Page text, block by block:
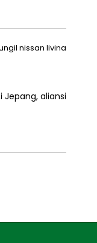
Jepang, aliansi